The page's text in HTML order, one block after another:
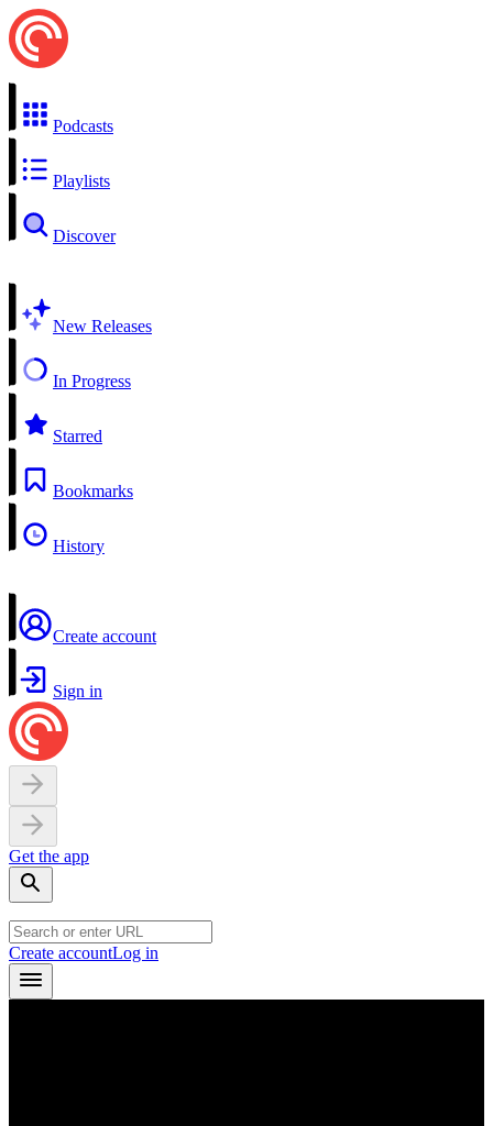
Podcasts
Playlists
Discover
New Releases
In Progress
Starred
Bookmarks
History
Create account
Sign in
Get the app
Create accountLog in